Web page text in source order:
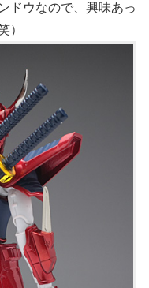
ドウなので、興味あっ
）